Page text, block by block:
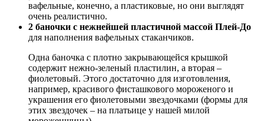
вафельные, конечно, а пластиковые, но они выглядят
очень реалистично.
2 баночки с нежнейшей пластичной массой Плей-До
для наполнения вафельных стаканчиков.
Одна баночка с плотно закрывающейся крышкой
содержит нежно-зеленый пластилин, а вторая –
фиолетовый. Этого достаточно для изготовления,
например, красивого фисташкового мороженого и
украшения его фиолетовыми звездочками (формы для
этих звездочек – на платьице у нашей милой